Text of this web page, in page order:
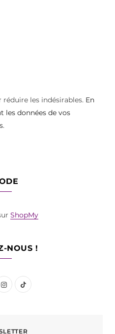
les indésirables. En
les données de vos
.
ShopMy
NOUS !
I
T